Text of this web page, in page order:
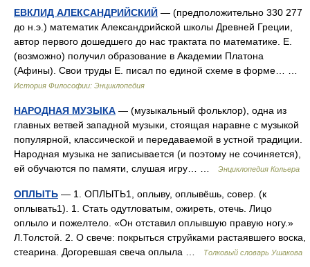
ЕВКЛИД АЛЕКСАНДРИЙСКИЙ — (предположительно 330 277
до н.э.) математик Александрийской школы Древней Греции,
автор первого дошедшего до нас трактата по математике. Е.
(возможно) получил образование в Академии Платона
(Афины). Свои труды Е. писал по единой схеме в форме… …
История Философии: Энциклопедия
НАРОДНАЯ МУЗЫКА — (музыкальный фольклор), одна из
главных ветвей западной музыки, стоящая наравне с музыкой
популярной, классической и передаваемой в устной традиции.
Народная музыка не записывается (и поэтому не сочиняется),
ей обучаются по памяти, слушая игру… …
Энциклопедия Кольера
ОПЛЫТЬ — 1. ОПЛЫТЬ1, оплыву, оплывёшь, совер. (к
оплывать1). 1. Стать одутловатым, ожиреть, отечь. Лицо
оплыло и пожелтело. «Он отставил оплывшую правую ногу.»
Л.Толстой. 2. О свече: покрыться струйками растаявшего воска,
стеарина. Догоревшая свеча оплыла …
Толковый словарь Ушакова